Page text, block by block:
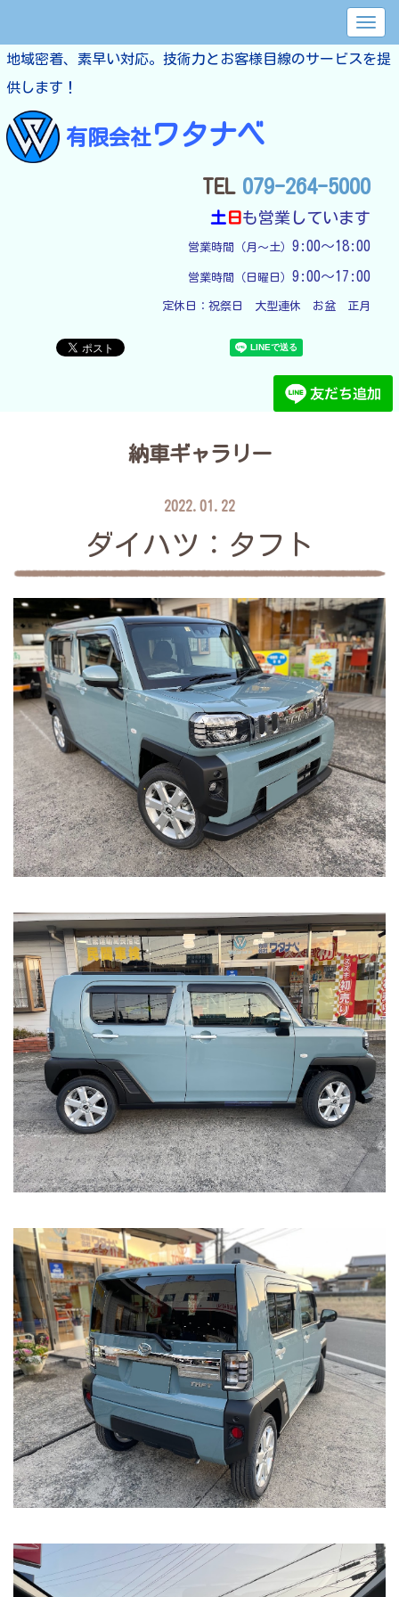
地域密着、素早い対応。技術力とお客様目線のサービスを提
供します！
有限会社ワタナベ
TEL 079-264-5000
土日も営業しています
営業時間（月～土） 9:00～18:00
営業時間（日曜日） 9:00～17:00
定休日： 祝祭日　大型連休　お盆　正月
納車ギャラリー
2022.01.22
ダイハツ：タフト